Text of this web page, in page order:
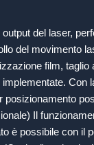
del laser,
del movimento
film, taglio
Con
posizionamento
Il
è possibile con il